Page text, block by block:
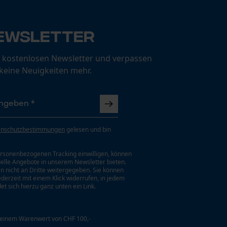
Newsletter und verpassen
Neuigkeiten mehr.
gelesen und bin
Tracking einwilligen, können
Angebote in unserem Newsletter bieten.
nicht an Dritte weitergegeben. Sie können
mit einem Klick widerrufen, in jedem
sich hierzu ganz unten ein Link.
Warenwert von CHF 100,-